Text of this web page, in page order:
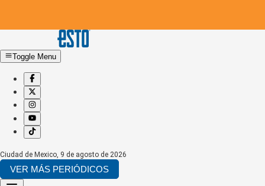
Toggle Menu
Ciudad de Mexico, 9 de agosto de 2026
VER MÁS PERIÓDICOS